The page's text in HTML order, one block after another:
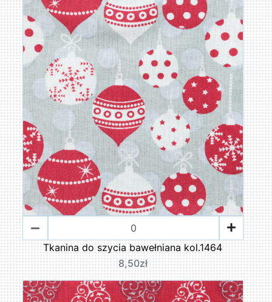
Tkanina do szycia bawełniana kol.1464
8,50zł